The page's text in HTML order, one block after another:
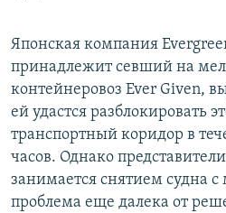
Японская компания
принадлежит севший на
контейнеровоз Ever Given,
ей удастся разблокировать
транспортный коридор в
часов. Однако
занимается снятием судна
проблема еще далека от